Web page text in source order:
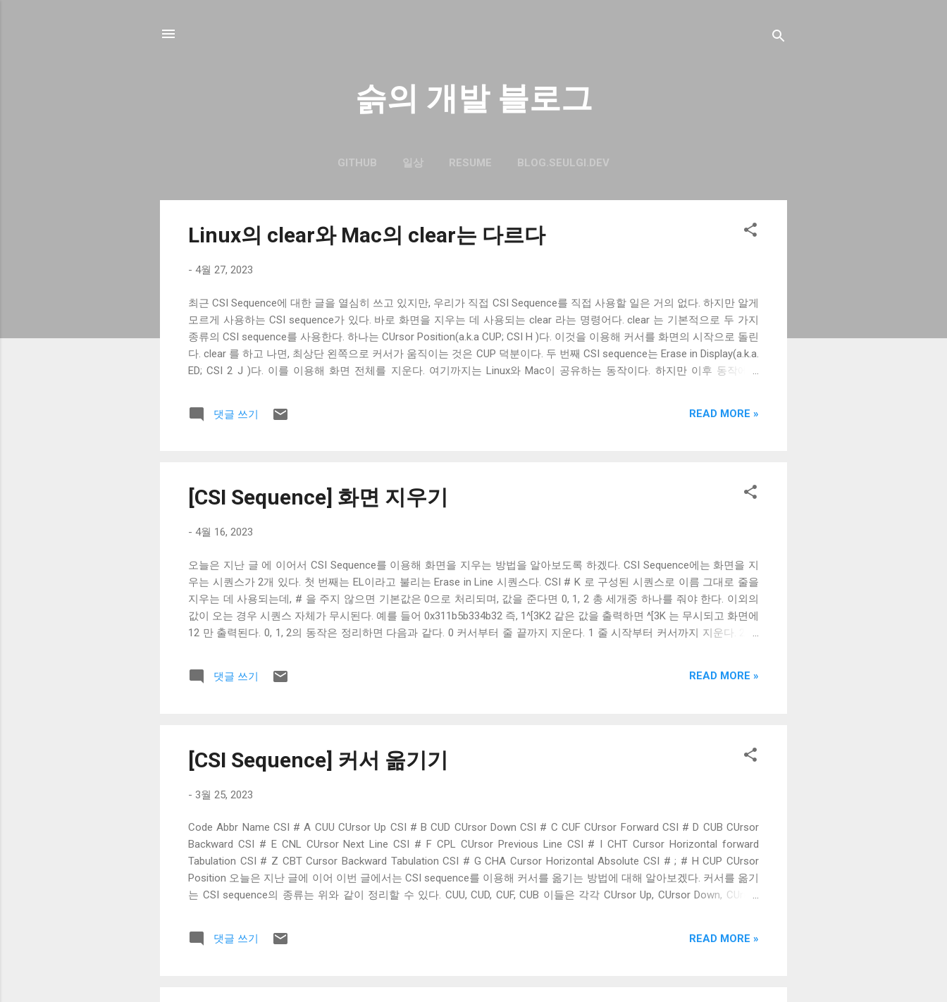
슭의 개발 블로그
GITHUB 일상 RESUME BLOG.SEULGI.DEV
Linux의 clear와 Mac의 clear는 다르다
- 4월 27, 2023
최근 CSI Sequence에 대한 글을 열심히 쓰고 있지만, 우리가 직접 CSI Sequence를 직접 사용할 일은 거의 없다. 하지만 알게
모르게 사용하는 CSI sequence가 있다. 바로 화면을 지우는 데 사용되는 clear 라는 명령어다. clear 는 기본적으로 두 가지
종류의 CSI sequence를 사용한다. 하나는 CUrsor Position(a.k.a CUP; CSI H )다. 이것을 이용해 커서를 화면의 시작으로 돌린
다. clear 를 하고 나면, 최상단 왼쪽으로 커서가 움직이는 것은 CUP 덕분이다. 두 번째 CSI sequence는 Erase in Display(a.k.a.
ED; CSI 2 J )다. 이를 이용해 화면 전체를 지운다. 여기까지는 Linux와 Mac이 공유하는 동작이다. 하지만 이후 동작에서
Escape Sequence의 확장으로 스크롤 버퍼에 저장된 라인을 지우는 시퀀스다. 2011년 레드 햇 진영에서 E3라고 이름붙인 뒤
스크롤 버퍼는 지우지 않았다. 하지만 시간이 지나며 점점 xterm 확장은 다른 터미널 에뮬레이터로 전해져오며 E3도 구현되
기 시작했다. 2007년 PuTTY , 2011년 Red Hat , 2014년 Gnome...
댓글 쓰기 READ MORE »
[CSI Sequence] 화면 지우기
- 4월 16, 2023
오늘은 지난 글 에 이어서 CSI Sequence를 이용해 화면을 지우는 방법을 알아보도록 하겠다. CSI Sequence에는 화면을 지
우는 시퀀스가 2개 있다. 첫 번째는 EL이라고 불리는 Erase in Line 시퀀스다. CSI # K 로 구성된 시퀀스로 이름 그대로 줄을
지우는 데 사용되는데, # 을 주지 않으면 기본값은 0으로 처리되며, 값을 준다면 0, 1, 2 총 세개중 하나를 줘야 한다. 이외의
값이 오는 경우 시퀀스 자체가 무시된다. 예를 들어 0x311b5b334b32 즉, 1^[3K2 같은 값을 출력하면 ^[3K 는 무시되고 화면에
12 만 출력된다. 0, 1, 2의 동작은 정리하면 다음과 같다. 0 커서부터 줄 끝까지 지운다. 1 줄 시작부터 커서까지 지운다. 2 커
지우고 새로운 줄을 쓰고 싶으면, EL 시퀀스와 캐리지 리턴 (\r)을 같이 사용해줘야 한다. 두 번째는 ED라고 불리는 Erase in
Display 시퀀스다. CSI # J 로 구성된 시퀀스로 이름 그대로 화면을 지우는 데, EL과 마찬가지로 # 의 값에 따라 화면의 어디
가된 것이다. 이 시퀀스는 스크롤 버퍼에 저장된 값을 지우는 시퀀스다. 원래 VT100 시절에 있던 시퀀스는 아니다. 그 시절
터미널에는 스크롤이라는 개념이 없었다. 이 시퀀스는 X 윈도우 시스템 과 ...
댓글 쓰기 READ MORE »
[CSI Sequence] 커서 옮기기
- 3월 25, 2023
Code Abbr Name CSI # A CUU CUrsor Up CSI # B CUD CUrsor Down CSI # C CUF CUrsor Forward CSI # D CUB CUrsor
Backward CSI # E CNL CUrsor Next Line CSI # F CPL CUrsor Previous Line CSI # I CHT Cursor Horizontal forward
Tabulation CSI # Z CBT Cursor Backward Tabulation CSI # G CHA Cursor Horizontal Absolute CSI # ; # H CUP CUrsor
Position 오늘은 지난 글에 이어 이번 글에서는 CSI sequence를 이용해 커서를 옮기는 방법에 대해 알아보겠다. 커서를 옮기
는 CSI sequence의 종류는 위와 같이 정리할 수 있다. CUU, CUD, CUF, CUB 이들은 각각 CUrsor Up, CUrsor Down, CUrsor
자가 생략되면 1로 취급된다. 즉, 0x1b[A 는 0x1b[1A 와 같은 의미이다. 이때 CUF나 CUB는 같은 줄 내에서만 움직이며 줄의
시작에서 CUB를 받아도 이전 줄로 움직이지 않고, 줄의 마지막에서 CUF를 받아도 다음 줄로 움직이지 않는다. 이런 동작을
댓글 쓰기 READ MORE »